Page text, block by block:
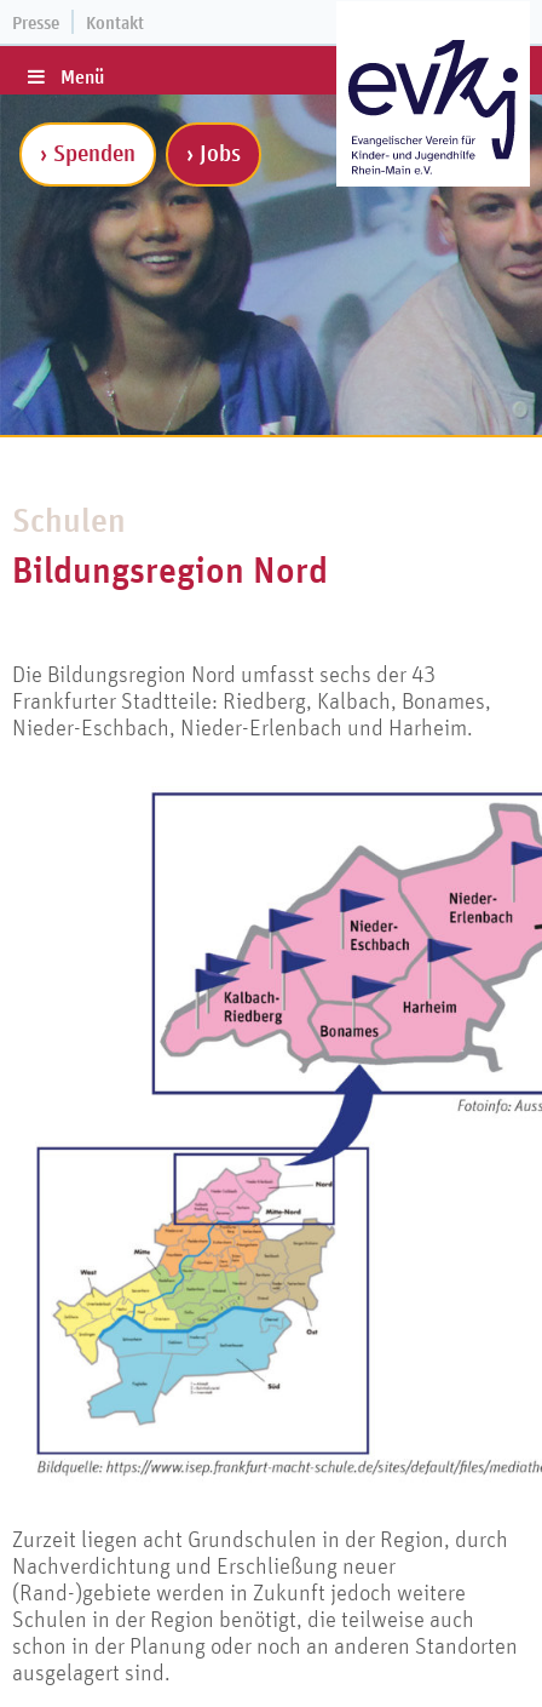
Presse Kontakt
Menü
› Spenden › Jobs
Schulen
Bildungsregion Nord
Die Bildungsregion Nord umfasst sechs der 43
Frankfurter Stadtteile: Riedberg, Kalbach, Bonames,
Nieder-Eschbach, Nieder-Erlenbach und Harheim.
Zurzeit liegen acht Grundschulen in der Region, durch
Nachverdichtung und Erschließung neuer
(Rand-)gebiete werden in Zukunft jedoch weitere
Schulen in der Region benötigt, die teilweise auch
schon in der Planung oder noch an anderen Standorten
ausgelagert sind.